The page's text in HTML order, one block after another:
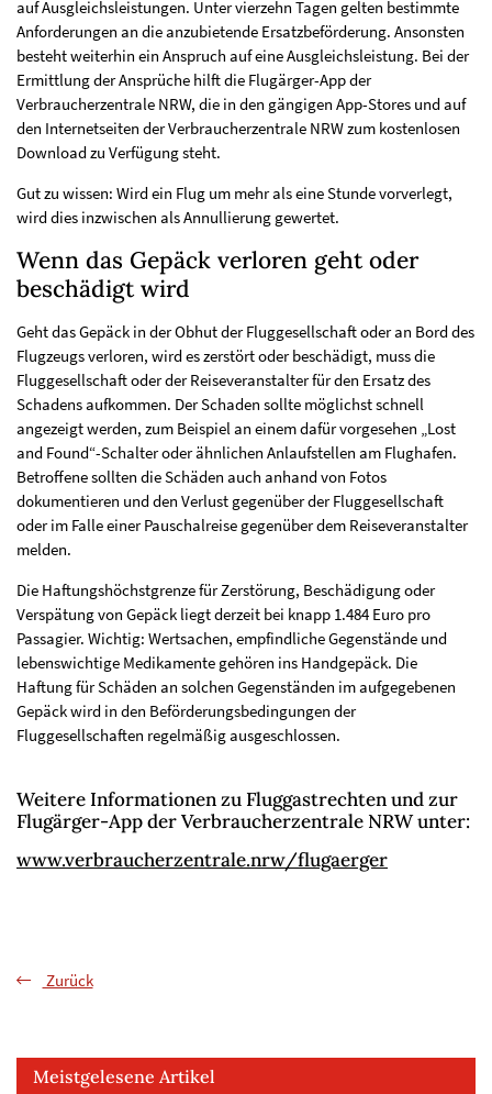
auf Ausgleichsleistungen. Unter vierzehn Tagen gelten bestimmte
Anforderungen an die anzubietende Ersatzbeförderung. Ansonsten
besteht weiterhin ein Anspruch auf eine Ausgleichsleistung. Bei der
Ermittlung der Ansprüche hilft die Flugärger-App der
Verbraucherzentrale NRW, die in den gängigen App-Stores und auf
den Internetseiten der Verbraucherzentrale NRW zum kostenlosen
Download zu Verfügung steht.
Gut zu wissen: Wird ein Flug um mehr als eine Stunde vorverlegt,
wird dies inzwischen als Annullierung gewertet.
Wenn das Gepäck verloren geht oder
beschädigt wird
Geht das Gepäck in der Obhut der Fluggesellschaft oder an Bord des
Flugzeugs verloren, wird es zerstört oder beschädigt, muss die
Fluggesellschaft oder der Reiseveranstalter für den Ersatz des
Schadens aufkommen. Der Schaden sollte möglichst schnell
angezeigt werden, zum Beispiel an einem dafür vorgesehen „Lost
and Found“-Schalter oder ähnlichen Anlaufstellen am Flughafen.
Betroffene sollten die Schäden auch anhand von Fotos
dokumentieren und den Verlust gegenüber der Fluggesellschaft
oder im Falle einer Pauschalreise gegenüber dem Reiseveranstalter
melden.
Die Haftungshöchstgrenze für Zerstörung, Beschädigung oder
Verspätung von Gepäck liegt derzeit bei knapp 1.484 Euro pro
Passagier. Wichtig: Wertsachen, empfindliche Gegenstände und
lebenswichtige Medikamente gehören ins Handgepäck. Die
Haftung für Schäden an solchen Gegenständen im aufgegebenen
Gepäck wird in den Beförderungsbedingungen der
Fluggesellschaften regelmäßig ausgeschlossen.
Weitere Informationen zu Fluggastrechten und zur
Flugärger-App der Verbraucherzentrale NRW unter:
www.verbraucherzentrale.nrw/flugaerger
Zurück
Meistgelesene Artikel